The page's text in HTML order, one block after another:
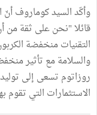
وأكّدالسيدكوماروفأنّ
قائلا"نحنعلى ثقةمن
التقنياتمنخفضة
والسلامةمع تأثير
روزاتوم تسعى إلى توليد
الاستثمارات التي تقوم